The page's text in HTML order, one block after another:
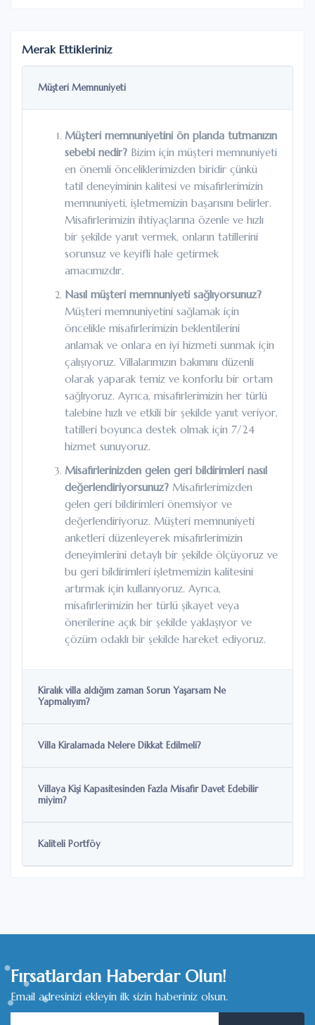
Merak Ettikleriniz
Müşteri Memnuniyeti
Müşteri memnuniyetini ön planda tutmanızın
sebebi nedir? Bizim için müşteri memnuniyeti
en önemli önceliklerimizden biridir çünkü
tatil deneyiminin kalitesi ve misafirlerimizin
memnuniyeti, işletmemizin başarısını belirler.
Misafirlerimizin ihtiyaçlarına özenle ve hızlı
bir şekilde yanıt vermek, onların tatillerini
sorunsuz ve keyifli hale getirmek
amacımızdır.
Nasıl müşteri memnuniyeti sağlıyorsunuz?
Müşteri memnuniyetini sağlamak için
öncelikle misafirlerimizin beklentilerini
anlamak ve onlara en iyi hizmeti sunmak için
çalışıyoruz. Villalarımızın bakımını düzenli
olarak yaparak temiz ve konforlu bir ortam
sağlıyoruz. Ayrıca, misafirlerimizin her türlü
talebine hızlı ve etkili bir şekilde yanıt veriyor,
tatilleri boyunca destek olmak için 7/24
hizmet sunuyoruz.
Misafirlerinizden gelen geri bildirimleri nasıl
değerlendiriyorsunuz? Misafirlerimizden
gelen geri bildirimleri önemsiyor ve
değerlendiriyoruz. Müşteri memnuniyeti
anketleri düzenleyerek misafirlerimizin
deneyimlerini detaylı bir şekilde ölçüyoruz ve
bu geri bildirimleri işletmemizin kalitesini
artırmak için kullanıyoruz. Ayrıca,
misafirlerimizin her türlü şikayet veya
önerilerine açık bir şekilde yaklaşıyor ve
çözüm odaklı bir şekilde hareket ediyoruz.
Kiralık villa aldığım zaman Sorun Yaşarsam Ne
Yapmalıyım?
Villa Kiralamada Nelere Dikkat Edilmeli?
Villaya Kişi Kapasitesinden Fazla Misafir Davet Edebilir
miyim?
Kaliteli Portföy
Fırsatlardan Haberdar Olun!
Email adresinizi ekleyin ilk sizin haberiniz olsun.